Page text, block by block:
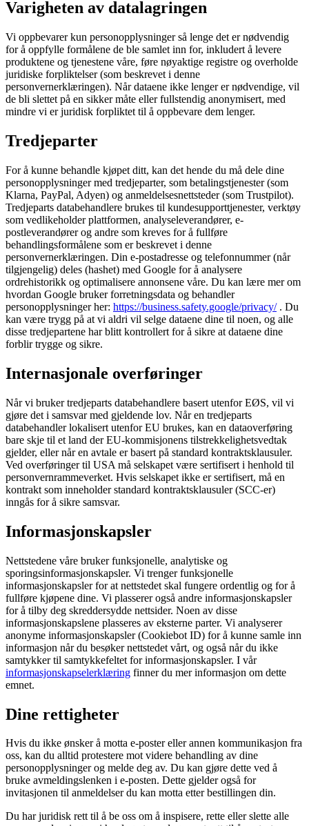
Varigheten av datalagringen
Vi oppbevarer kun personopplysninger så lenge det er nødvendig
for å oppfylle formålene de ble samlet inn for, inkludert å levere
produktene og tjenestene våre, føre nøyaktige registre og overholde
juridiske forpliktelser (som beskrevet i denne
personvernerklæringen). Når dataene ikke lenger er nødvendige, vil
de bli slettet på en sikker måte eller fullstendig anonymisert, med
mindre vi er juridisk forpliktet til å oppbevare dem lenger.
Tredjeparter
For å kunne behandle kjøpet ditt, kan det hende du må dele dine
personopplysninger med tredjeparter, som betalingstjenester (som
Klarna, PayPal, Adyen) og anmeldelsesnettsteder (som Trustpilot).
Tredjeparts databehandlere brukes til kundesupporttjenester, verktøy
som vedlikeholder plattformen, analyseleverandører, e-
postleverandører og andre som kreves for å fullføre
behandlingsformålene som er beskrevet i denne
personvernerklæringen. Din e-postadresse og telefonnummer (når
tilgjengelig) deles (hashet) med Google for å analysere
ordrehistorikk og optimalisere annonsene våre. Du kan lære mer om
hvordan Google bruker forretningsdata og behandler
personopplysninger her: https://business.safety.google/privacy/. Du
kan være trygg på at vi aldri vil selge dataene dine til noen, og alle
disse tredjepartene har blitt kontrollert for å sikre at dataene dine
forblir trygge og sikre.
Internasjonale overføringer
Når vi bruker tredjeparts databehandlere basert utenfor EØS, vil vi
gjøre det i samsvar med gjeldende lov. Når en tredjeparts
databehandler lokalisert utenfor EU brukes, kan en dataoverføring
bare skje til et land der EU-kommisjonens tilstrekkelighetsvedtak
gjelder, eller når en avtale er basert på standard kontraktsklausuler.
Ved overføringer til USA må selskapet være sertifisert i henhold til
personvernrammeverket. Hvis selskapet ikke er sertifisert, må en
kontrakt som inneholder standard kontraktsklausuler (SCC-er)
inngås for å sikre samsvar.
Informasjonskapsler
Nettstedene våre bruker funksjonelle, analytiske og
sporingsinformasjonskapsler. Vi trenger funksjonelle
informasjonskapsler for at nettstedet skal fungere ordentlig og for å
fullføre kjøpene dine. Vi plasserer også andre informasjonskapsler
for å tilby deg skreddersydde nettsider. Noen av disse
informasjonskapslene plasseres av eksterne parter. Vi analyserer
anonyme informasjonskapsler (Cookiebot ID) for å kunne samle inn
informasjon når du besøker nettstedet vårt, og også når du ikke
samtykker til samtykkefeltet for informasjonskapsler. I vår
informasjonskapselerklæring finner du mer informasjon om dette
emnet.
Dine rettigheter
Hvis du ikke ønsker å motta e-poster eller annen kommunikasjon fra
oss, kan du alltid protestere mot videre behandling av dine
personopplysninger og melde deg av. Du kan gjøre dette ved å
bruke avmeldingslenken i e-posten. Dette gjelder også for
invitasjonen til anmeldelser du kan motta etter bestillingen din.
Du har juridisk rett til å be oss om å inspisere, rette eller slette alle